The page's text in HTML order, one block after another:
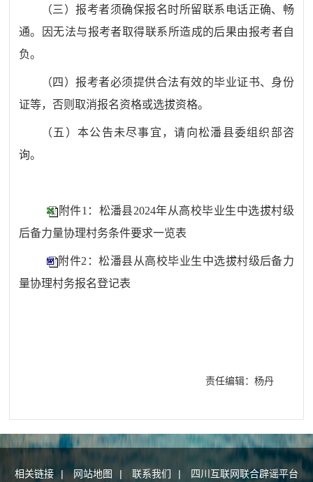
（三）报考者须确保报名时所留联系电话正确、畅
通。因无法与报考者取得联系所造成的后果由报考者自
负。
（四）报考者必须提供合法有效的毕业证书、身份
证等，否则取消报名资格或选拔资格。
（五）本公告未尽事宜，请向松潘县委组织部咨
询。
附件1：松潘县2024年从高校毕业生中选拔村级
后备力量协理村务条件要求一览表
附件2：松潘县从高校毕业生中选拔村级后备力
量协理村务报名登记表
责任编辑：杨丹
相关链接 | 网站地图 | 联系我们 | 四川互联网联合辟谣平台